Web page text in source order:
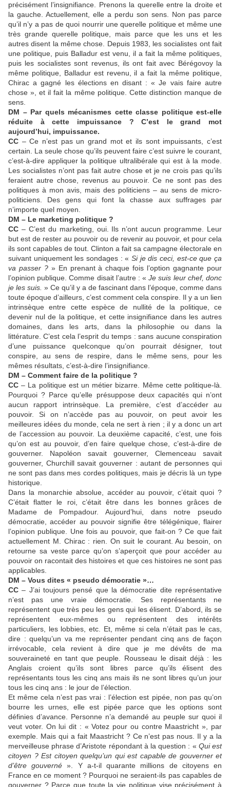
précisément l’insignifiance. Prenons la querelle entre la droite et
la gauche. Actuellement, elle a perdu son sens. Non pas parce
qu’il n’y a pas de quoi nourrir une querelle politique et même une
très grande querelle politique, mais parce que les uns et les
autres disent la même chose. Depuis 1983, les socialistes ont fait
une politique, puis Balladur est venu, il a fait la même politiques,
puis les socialistes sont revenus, ils ont fait avec Bérégovoy la
même politique, Balladur est revenu, il a fait la même politique,
Chirac a gagné les élections en disant : « Je vais faire autre
chose », et il fait la même politique. Cette distinction manque de
sens.
DM – Par quels mécanismes cette classe politique est-elle
réduite à cette impuissance ? C’est le grand mot
aujourd’hui, impuissance.
CC – Ce n’est pas un grand mot et ils sont impuissants, c’est
certain. La seule chose qu’ils peuvent faire c’est suivre le courant,
c’est-à-dire appliquer la politique ultralibérale qui est à la mode.
Les socialistes n’ont pas fait autre chose et je ne crois pas qu’ils
feraient autre chose, revenus au pouvoir. Ce ne sont pas des
politiques à mon avis, mais des politiciens – au sens de micro-
politiciens. Des gens qui font la chasse aux suffrages par
n’importe quel moyen.
DM – Le marketing politique ?
CC – C’est du marketing, oui. Ils n’ont aucun programme. Leur
but est de rester au pouvoir ou de revenir au pouvoir, et pour cela
ils sont capables de tout. Clinton a fait sa campagne électorale en
suivant uniquement les sondages : « Si je dis ceci, est-ce que ça
va passer ?» En prenant à chaque fois l’option gagnante pour
l’opinion publique. Comme disait l’autre : «Je suis leur chef, donc
je les suis. » Ce qu’il y a de fascinant dans l’époque, comme dans
toute époque d’ailleurs, c’est comment cela conspire. Il y a un lien
intrinsèque entre cette espèce de nullité de la politique, ce
devenir nul de la politique, et cette insignifiance dans les autres
domaines, dans les arts, dans la philosophie ou dans la
littérature. C’est cela l’esprit du temps : sans aucune conspiration
d’une puissance quelconque qu’on pourrait désigner, tout
conspire, au sens de respire, dans le même sens, pour les
mêmes résultats, c’est-à-dire l’insignifiance.
DM – Comment faire de la politique ?
CC – La politique est un métier bizarre. Même cette politique-là.
Pourquoi ? Parce qu’elle présuppose deux capacités qui n’ont
aucun rapport intrinsèque. La première, c’est d’accéder au
pouvoir. Si on n’accède pas au pouvoir, on peut avoir les
meilleures idées du monde, cela ne sert à rien ; il y a donc un art
de l’accession au pouvoir. La deuxième capacité, c’est, une fois
qu’on est au pouvoir, d’en faire quelque chose, c’est-à-dire de
gouverner. Napoléon savait gouverner, Clemenceau savait
gouverner, Churchill savait gouverner : autant de personnes qui
ne sont pas dans mes cordes politiques, mais je décris là un type
historique.
Dans la monarchie absolue, accéder au pouvoir, c’était quoi ?
C’était flatter le roi, c’était être dans les bonnes grâces de
Madame de Pompadour. Aujourd’hui, dans notre pseudo
démocratie, accéder au pouvoir signifie être télégénique, flairer
l’opinion publique. Une fois au pouvoir, que fait-on ? Ce que fait
actuellement M. Chirac : rien. On suit le courant. Au besoin, on
retourne sa veste parce qu’on s’aperçoit que pour accéder au
pouvoir on racontait des histoires et que ces histoires ne sont pas
applicables.
DM – Vous dites « pseudo démocratie »…
CC – J’ai toujours pensé que la démocratie dite représentative
n’est pas une vraie démocratie. Ses représentants ne
représentent que très peu les gens qui les élisent. D’abord, ils se
représentent eux-mêmes ou représentent des intérêts
particuliers, les lobbies, etc. Et, même si cela n’était pas le cas,
dire : quelqu’un va me représenter pendant cinq ans de façon
irrévocable, cela revient à dire que je me dévêts de ma
souveraineté en tant que peuple. Rousseau le disait déjà : les
Anglais croient qu’ils sont libres parce qu’ils élisent des
représentants tous les cinq ans mais ils ne sont libres qu’un jour
tous les cinq ans : le jour de l’élection.
Et même cela n’est pas vrai : l’élection est pipée, non pas qu’on
bourre les urnes, elle est pipée parce que les options sont
définies d’avance. Personne n’a demandé au peuple sur quoi il
veut voter. On lui dit : « Votez pour ou contre Maastricht », par
exemple. Mais qui a fait Maastricht ? Ce n’est pas nous. Il y a la
merveilleuse phrase d’Aristote répondant à la question : « Qui est
citoyen ? Est citoyen quelqu’un qui est capable de gouverner et
d’être gouverné ». Y a-t-il quarante millions de citoyens en
France en ce moment ? Pourquoi ne seraient-ils pas capables de
gouverner ? Parce que toute la vie politique vise précisément à